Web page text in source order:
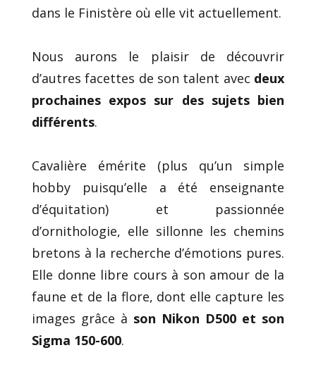
dans le Finistère où elle vit actuellement.
Nous aurons le plaisir de découvrir
d’autres facettes de son talent avec deux
prochaines expos sur des sujets bien
différents.
Cavalière émérite (plus qu’un simple
hobby puisqu’elle a été enseignante
d’équitation) et passionnée
d’ornithologie, elle sillonne les chemins
bretons à la recherche d’émotions pures.
Elle donne libre cours à son amour de la
faune et de la flore, dont elle capture les
images grâce à son Nikon D500 et son
Sigma 150-600.